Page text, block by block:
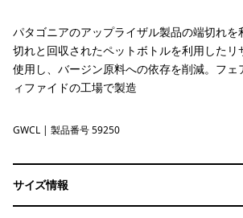
パタゴニアのアップライザル製品の端切れを
切れと回収されたペットボトルを利用したリ
使用し、バージン原料への依存を削減。フェ
ィファイドの工場で製造
Great Waves: Classic Tan
GWCL | 製品番号 59250
サイズ情報